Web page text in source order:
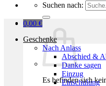
Suchen nach:
0,00 €
Es befinden sich
Geschenke
Nach Anlass
Abschied &
Danke sagen
Einzug
Einschulung